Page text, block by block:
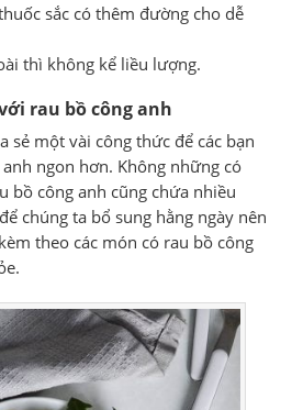
sắc có thêm đường cho dễ
thì không kể liều lượng.
rau bồ công anh
sẻ một vài công thức để các bạn
ngon hơn. Không những có
bồ công anh cũng chứa nhiều
chúng ta bổ sung hằng ngày nên
theo các món có rau bồ công